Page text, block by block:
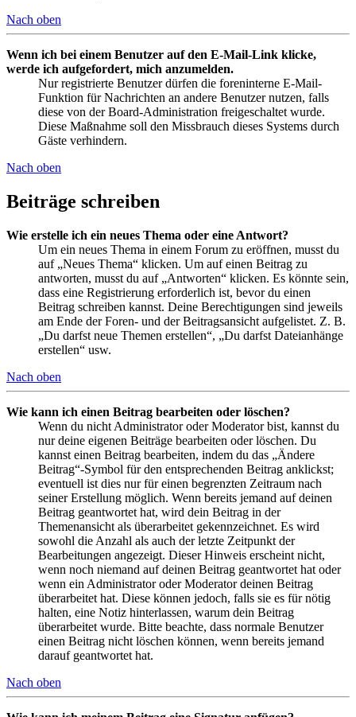
Nach oben
Wenn ich bei einem Benutzer auf den E-Mail-Link klicke,
werde ich aufgefordert, mich anzumelden.
Nur registrierte Benutzer dürfen die foreninterne E-Mail-
Funktion für Nachrichten an andere Benutzer nutzen, falls
diese von der Board-Administration freigeschaltet wurde.
Diese Maßnahme soll den Missbrauch dieses Systems durch
Gäste verhindern.
Nach oben
Beiträge schreiben
Wie erstelle ich ein neues Thema oder eine Antwort?
Um ein neues Thema in einem Forum zu eröffnen, musst du
auf „Neues Thema“ klicken. Um auf einen Beitrag zu
antworten, musst du auf „Antworten“ klicken. Es könnte sein,
dass eine Registrierung erforderlich ist, bevor du einen
Beitrag schreiben kannst. Deine Berechtigungen sind jeweils
am Ende der Foren- und der Beitragsansicht aufgelistet. Z. B.
„Du darfst neue Themen erstellen“, „Du darfst Dateianhänge
erstellen“ usw.
Nach oben
Wie kann ich einen Beitrag bearbeiten oder löschen?
Wenn du nicht Administrator oder Moderator bist, kannst du
nur deine eigenen Beiträge bearbeiten oder löschen. Du
kannst einen Beitrag bearbeiten, indem du das „Ändere
Beitrag“-Symbol für den entsprechenden Beitrag anklickst;
eventuell ist dies nur für einen begrenzten Zeitraum nach
seiner Erstellung möglich. Wenn bereits jemand auf deinen
Beitrag geantwortet hat, wird dein Beitrag in der
Themenansicht als überarbeitet gekennzeichnet. Es wird
sowohl die Anzahl als auch der letzte Zeitpunkt der
Bearbeitungen angezeigt. Dieser Hinweis erscheint nicht,
wenn noch niemand auf deinen Beitrag geantwortet hat oder
wenn ein Administrator oder Moderator deinen Beitrag
überarbeitet hat. Diese können jedoch, falls sie es für nötig
halten, eine Notiz hinterlassen, warum dein Beitrag
überarbeitet wurde. Bitte beachte, dass normale Benutzer
einen Beitrag nicht löschen können, wenn bereits jemand
darauf geantwortet hat.
Nach oben